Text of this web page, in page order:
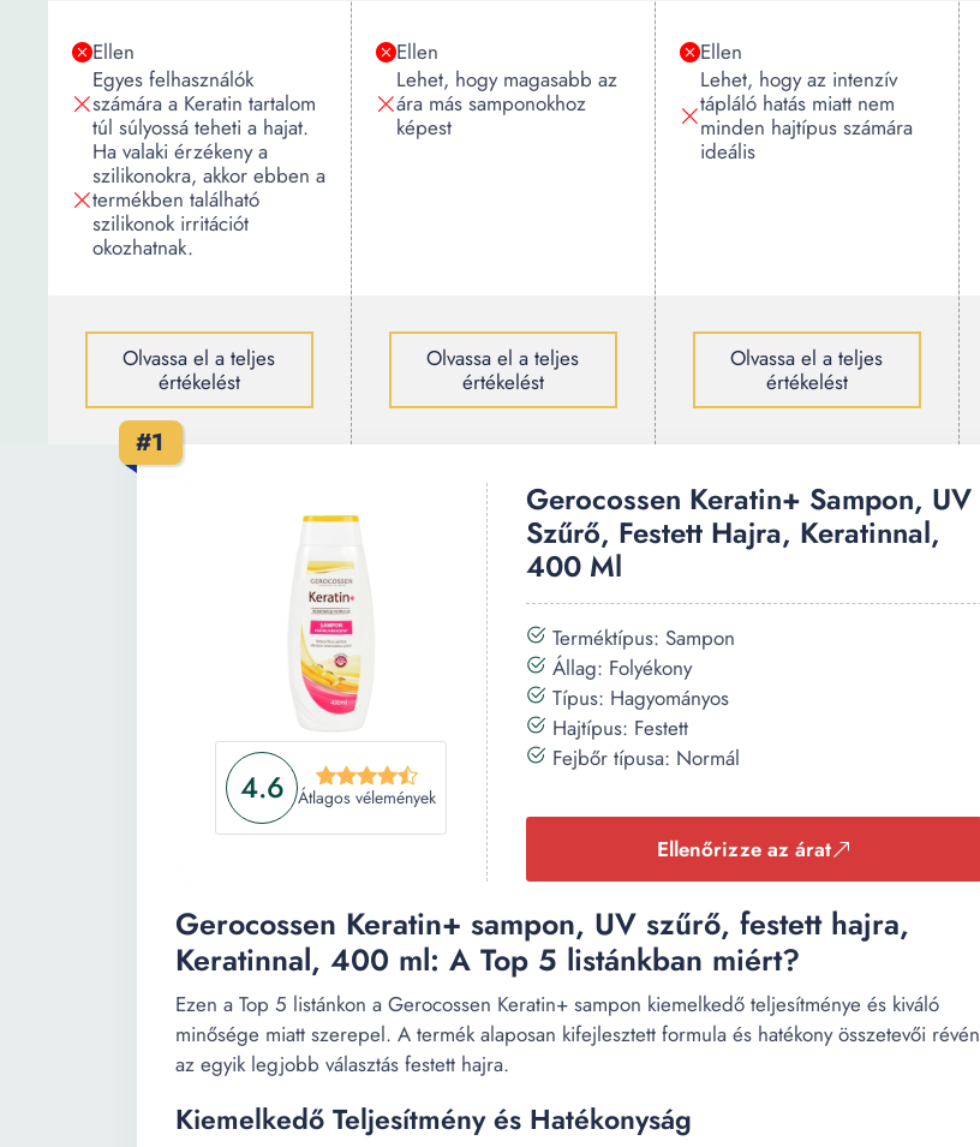
Ellen
Egyes felhasználók
számára a Keratin tartalom
túl súlyossá teheti a hajat.
Ha valaki érzékeny a
szilikonokra, akkor ebben a
termékben található
szilikonok irritációt
okozhatnak.
Olvassa el a teljes
értékelést
Ellen
Lehet, hogy magasabb az
ára más samponokhoz
képest
Olvassa el a teljes
értékelést
Ellen
Lehet, hogy az intenzív
tápláló hatás miatt nem
minden hajtípus számára
ideális
Olvassa el a teljes
értékelést
#1
4.6 Átlagos vélemények
Gerocossen Keratin+ Sampon, UV
Szűrő, Festett Hajra, Keratinnal,
400 Ml
Terméktípus: Sampon
Állag: Folyékony
Típus: Hagyományos
Hajtípus: Festett
Fejbőr típusa: Normál
Ellenőrizze az árat
Gerocossen Keratin+ sampon, UV szűrő, festett hajra,
Keratinnal, 400 ml: A Top 5 listánkban miért?
Ezen a Top 5 listánkon a Gerocossen Keratin+ sampon kiemelkedő teljesítménye és kiváló
minősége miatt szerepel. A termék alaposan kifejlesztett formula és hatékony összetevői révén
az egyik legjobb választás festett hajra.
Kiemelkedő Teljesítmény és Hatékonyság